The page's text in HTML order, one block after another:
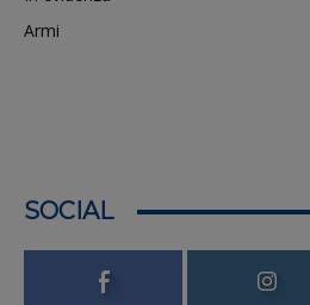
Armi
SOCIAL